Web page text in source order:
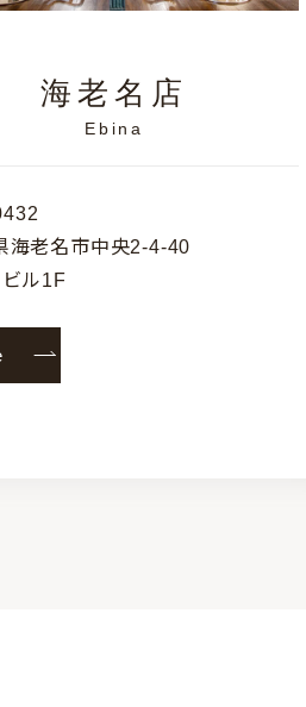
海老名店
Ebina
海老名市中央2-4-40
ル1F